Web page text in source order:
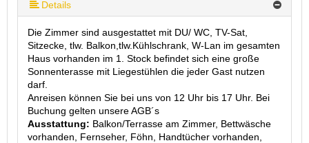
Details
Die Zimmer sind ausgestattet mit DU/ WC, TV-Sat,
Sitzecke, tlw. Balkon,tlw.Kühlschrank, W-Lan im gesamten
Haus vorhanden im 1. Stock befindet sich eine große
Sonnenterasse mit Liegestühlen die jeder Gast nutzen
darf.
Anreisen können Sie bei uns von 12 Uhr bis 17 Uhr. Bei
Buchung gelten unsere AGB´s
Ausstattung: Balkon/Terrasse am Zimmer, Bettwäsche
vorhanden, Fernseher, Föhn, Handtücher vorhanden,